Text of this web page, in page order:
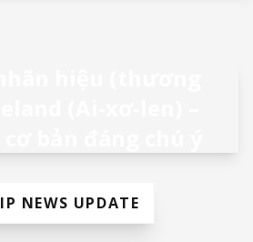
IP NEWS UPDATE